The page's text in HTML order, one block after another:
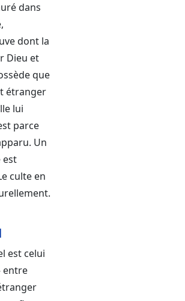
dans
dont la
Dieu et
que
étranger
lui
parce
Un
est
culte en
est celui
entre